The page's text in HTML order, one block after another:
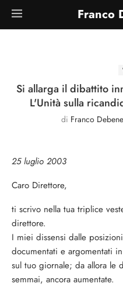
Franco
Si allarga il dibattito
L'Unità sulla
di Franco
25 luglio 2003
Caro Direttore,
ti scrivo nella tua triplice
direttore.
I miei dissensi dalle
documentati e argomentati
sul tuo giornale; da allora le
semmai, ancora aumentate.